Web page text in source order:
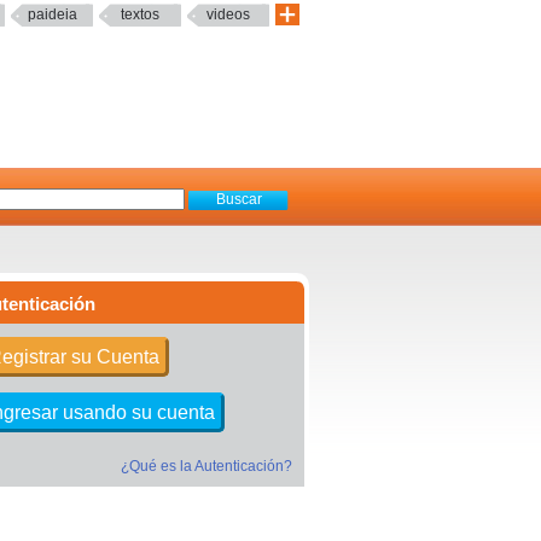
paideia textos videos
su Cuenta
usando su cuenta
¿Qué es la Autenticación?